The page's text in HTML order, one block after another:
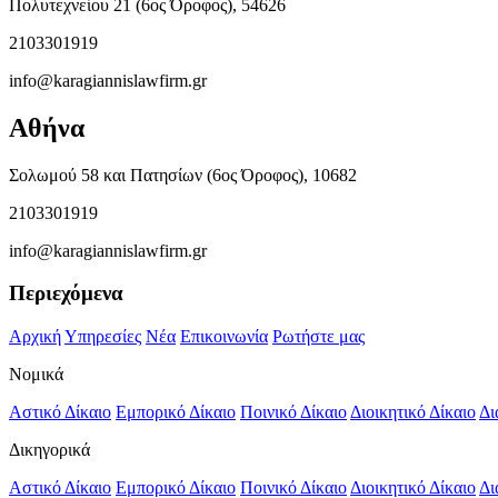
Πολυτεχνείου 21 (6ος Όροφος), 54626
2103301919
info@karagiannislawfirm.gr
Αθήνα
Σολωμού 58 και Πατησίων (6ος Όροφος), 10682
2103301919
info@karagiannislawfirm.gr
Περιεχόμενα
ΑρχικήΥπηρεσίες Νέα Επικοινωνία Ρωτήστε μας
Νομικά
Αστικό Δίκαιο Εμπορικό Δίκαιο Ποινικό Δίκαιο Διοικητικό Δίκαιο
Δικηγορικά
Αστικό Δίκαιο Εμπορικό Δίκαιο Ποινικό Δίκαιο Διοικητικό Δίκαιο